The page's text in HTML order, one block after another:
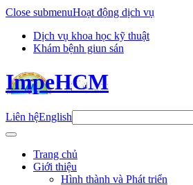
Close submenuHoạt động dịch vụ
Dịch vụ khoa học kỹ thuật
Khám bệnh giun sán
ImpeHCM
Liên hệEnglish
Trang chủ
Giới thiệu
Hình thành và Phát triển